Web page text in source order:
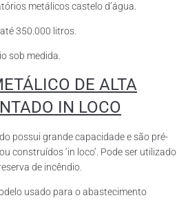
metálicos castelo d’água.
350.000 litros.
sob medida.
DE ALTA
IN LOCO
possui grande capacidade e são pré-
construídos ‘in loco’. Pode ser utilizado
de incêndio.
usado para o abastecimento